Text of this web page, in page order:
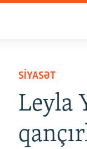
SIYASƏT
Leyla